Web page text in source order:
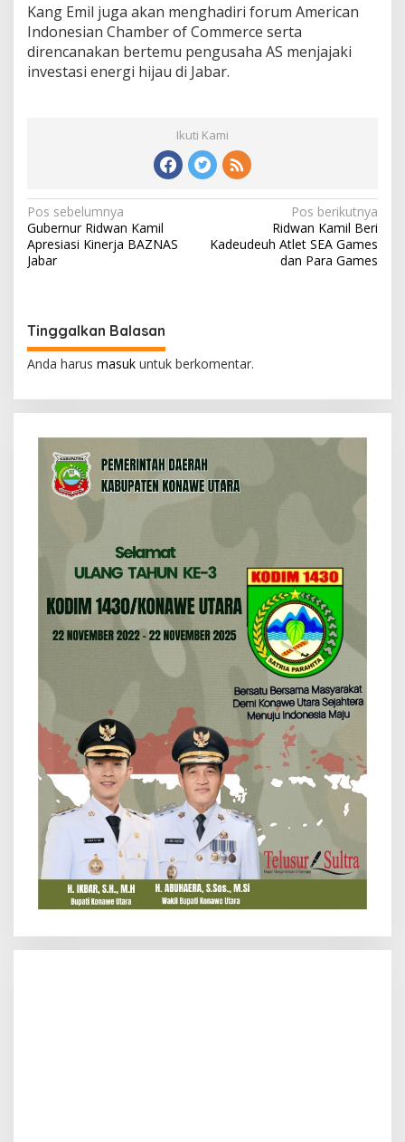
Kang Emil juga akan menghadiri forum American
Indonesian Chamber of Commerce serta
direncanakan bertemu pengusaha AS menjajaki
investasi energi hijau di Jabar.
Ikuti Kami
N
a
v
a
s
i
p
o
Pos sebelumnya
Gubernur Ridwan Kamil
Apresiasi Kinerja BAZNAS
Jabar
Pos berikutnya
Ridwan Kamil Beri
Kadeudeuh Atlet SEA Games
dan Para Games
Tinggalkan Balasan
Anda harus masuk untuk berkomentar.